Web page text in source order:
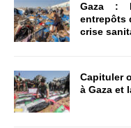
Gaza :
entrepôts
crise
Capituler
à Gaza et